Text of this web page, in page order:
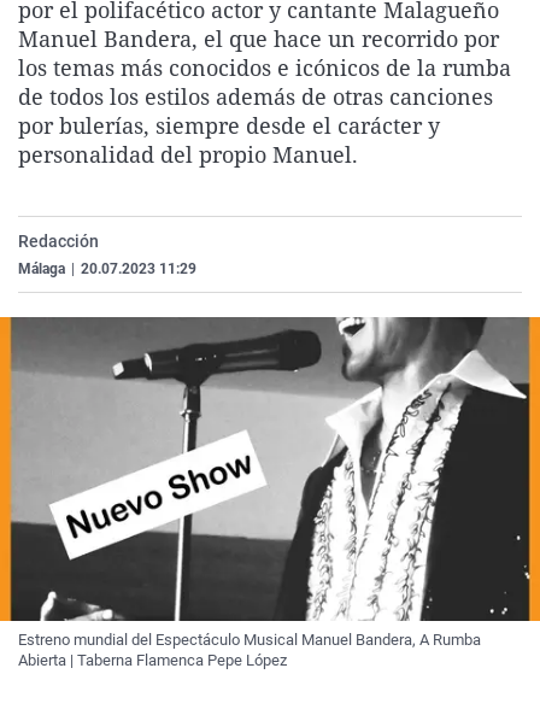
La rosa de los vientos
Gente viajera
Como el perro y el
Caso
Retornados
Equipo de
Operación Viuda
Extremadura
Galicia
La Rioja
Navarra
Virales
Televisión
Elecciones
por el polifacético actor y cantante Malagueño
Manuel Bandera, el que hace un recorrido por
los temas más conocidos e icónicos de la rumba
de todos los estilos además de otras canciones
por bulerías, siempre desde el carácter y
personalidad del propio Manuel.
Redacción
Málaga 20.07.2023 11:29
Estreno mundial del Espectáculo Musical Manuel Bandera, A Rumba
Abierta | Taberna Flamenca Pepe López